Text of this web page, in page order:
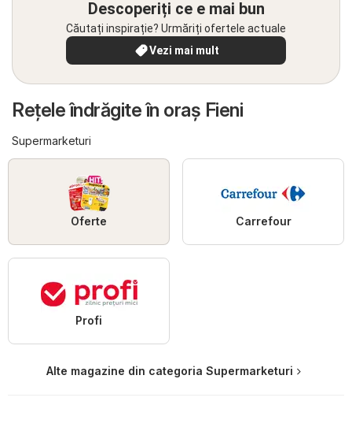
Descoperiți ce e mai bun
Căutați inspirație? Urmăriți ofertele actuale
Vezi mai mult
Reţele îndrăgite în oraş Fieni
Supermarketuri
Oferte Carrefour
Profi
Alte magazine din categoria Supermarketuri